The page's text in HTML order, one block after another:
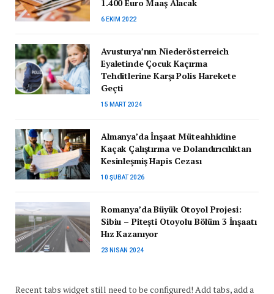
1.400 Euro Maaş Alacak
6 EKIM 2022
Avusturya’nın Niederösterreich
Eyaletinde Çocuk Kaçırma
Tehditlerine Karşı Polis Harekete
Geçti
15 MART 2024
Almanya’da İnşaat Müteahhidine
Kaçak Çalıştırma ve Dolandırıcılıktan
Kesinleşmiş Hapis Cezası
10 ŞUBAT 2026
Romanya’da Büyük Otoyol Projesi:
Sibiu – Pitești Otoyolu Bölüm 3 İnşaatı
Hız Kazanıyor
23 NISAN 2024
Recent tabs widget still need to be configured! Add tabs, add a